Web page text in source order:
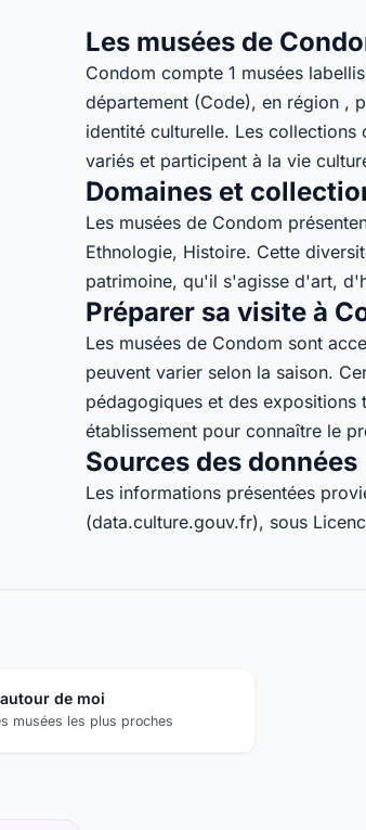
Les musées de
Condom compte 1 musées
département (Code), en région ,
identité culturelle. Les collections
variés et participent à la vie
Domaines et
Les musées de Condom
Ethnologie, Histoire. Cette
patrimoine, qu'il s'agisse d'art,
Préparer sa visite à
Les musées de Condom sont
peuvent varier selon la saison.
pédagogiques et des expositions
établissement pour connaître le
Sources des données
Les informations présentées
(data.culture.gouv.fr), sous
de moi
musées les plus proches